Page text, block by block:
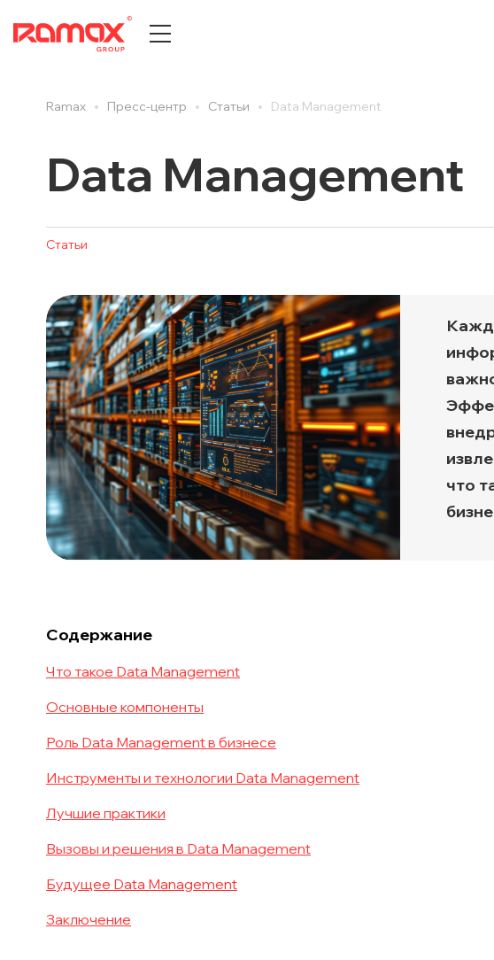
О КОМПАНИИ
Центры компетенций
Награды и достижения
Карьера
Отзывы клиентов
ПРЕСС-ЦЕНТР
Новости
Анонсы мероприятий
Вебинары
ДИТ
Ramax Пресс-центр Cтатьи Data Management
Data Management
Cтатьи
что
Содержание
Что такое Data Management
Основные компоненты
Роль Data Management в бизнесе
Инструменты и технологии Data Management
Лучшие практики
Вызовы и решения в Data Management
Будущее Data Management
Заключение